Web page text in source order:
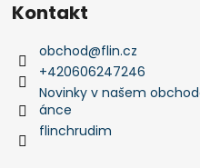
Kontakt
obchod@flin.cz
+420606247246
Novinky v našem
ánce
flinchrudim